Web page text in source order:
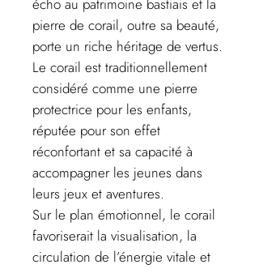
pierre de corail, outre sa beauté,
porte un riche héritage de vertus.
Le corail est traditionnellement
considéré comme une pierre
protectrice pour les enfants,
réputée pour son effet
réconfortant et sa capacité à
accompagner les jeunes dans
leurs jeux et aventures.
Sur le plan émotionnel, le corail
favoriserait la visualisation, la
circulation de l’énergie vitale et